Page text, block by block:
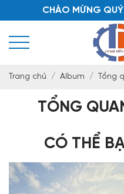
CHÀO MỪNG QUÝ
Trang chủ Album Tổng
TỔNG
CÓ THỂ